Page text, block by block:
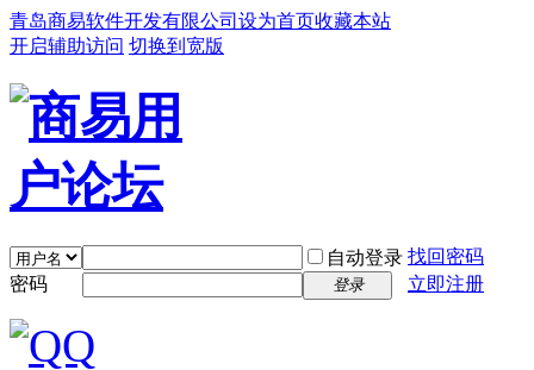
青岛商易软件开发有限公司 设为首页收藏本站
开启辅助访问 切换到宽版
自动登录 找回密码
密码
登录 立即注册